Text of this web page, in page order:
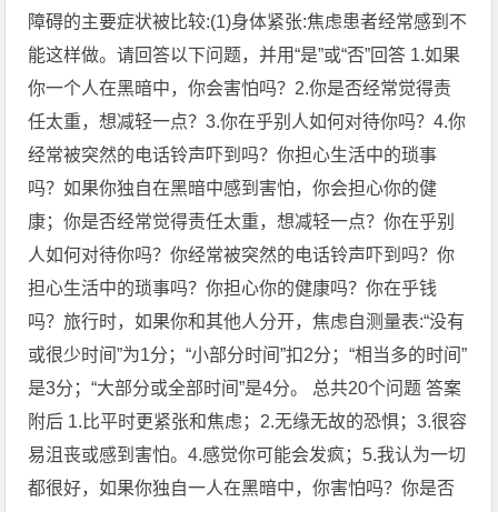
障碍的主要症状被比较:(1)身体紧张:焦虑患者经常感到不
能这样做。请回答以下问题，并用“是”或“否”回答 1.如果
你一个人在黑暗中，你会害怕吗？2.你是否经常觉得责
任太重，想减轻一点？3.你在乎别人如何对待你吗？4.你
经常被突然的电话铃声吓到吗？你担心生活中的琐事
吗？如果你独自在黑暗中感到害怕，你会担心你的健
康；你是否经常觉得责任太重，想减轻一点？你在乎别
人如何对待你吗？你经常被突然的电话铃声吓到吗？你
担心生活中的琐事吗？你担心你的健康吗？你在乎钱
吗？旅行时，如果你和其他人分开，焦虑自测量表:“没有
或很少时间”为1分；“小部分时间”扣2分；“相当多的时间”
是3分；“大部分或全部时间”是4分。 总共20个问题 答案
附后 1.比平时更紧张和焦虑；2.无缘无故的恐惧；3.很容
易沮丧或感到害怕。4.感觉你可能会发疯；5.我认为一切
都很好，如果你独自一人在黑暗中，你害怕吗？你是否